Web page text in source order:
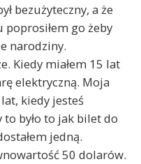
bezużyteczny, a że
poprosiłem go żeby
narodziny.
Kiedy miałem 15 lat
elektryczną. Moja
kiedy jesteś
było to jak bilet do
jedną.
50 dolarów.